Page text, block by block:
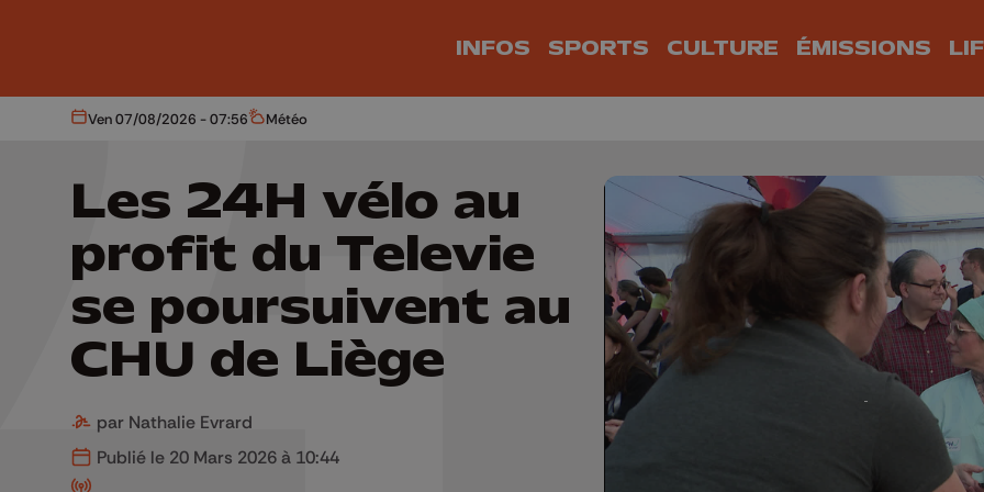
INFOS SPORTS CULTURE ÉMISSIONS
Aujourd'hui
Ven 07/08/2026 - 07:56 Météo
Météo
Les 24H vélo au
profit du Televie
se poursuivent au
CHU de Liège
par Nathalie Evrard
Publié le 20 Mars 2026 à 10:44